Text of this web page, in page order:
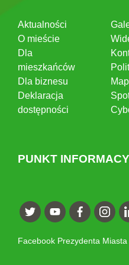
Aktualności
O mieście
Dla
mieszkańców
Dla biznesu
Deklaracja
dostępności
PUNKT
Facebook Prezydenta Miasta